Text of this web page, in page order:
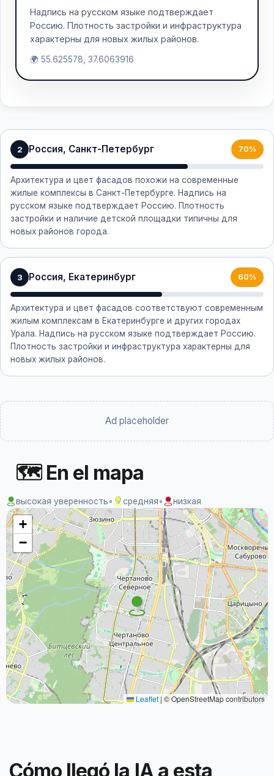
Надпись на русском языке подтверждает
Россию. Плотность застройки и инфраструктура
характерны для новых жилых районов.
🌍 55.625578, 37.6063916
2 Россия, Санкт-Петербург 70%
Архитектура и цвет фасадов похожи на современные
жилые комплексы в Санкт-Петербурге. Надпись на
русском языке подтверждает Россию. Плотность
застройки и наличие детской площадки типичны для
новых районов города.
3 Россия, Екатеринбург 60%
Архитектура и цвет фасадов соответствуют современным
жилым комплексам в Екатеринбурге и других городах
Урала. Надпись на русском языке подтверждает Россию.
Плотность застройки и инфраструктура характерны для
новых жилых районов.
Ad placeholder
🗺 En el mapa
высокая уверенность• средняя• низкая
+
−
Leaflet |© OpenStreetMap contributors
Cómo llegó la IA a esta